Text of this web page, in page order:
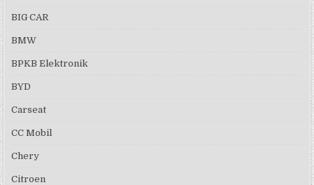
BIG CAR
BMW
BPKB Elektronik
BYD
Carseat
CC Mobil
Chery
Citroen